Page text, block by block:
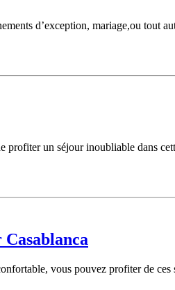
d’exception, mariage,ou tout
un séjour inoubliable dans
vous pouvez profiter de ces